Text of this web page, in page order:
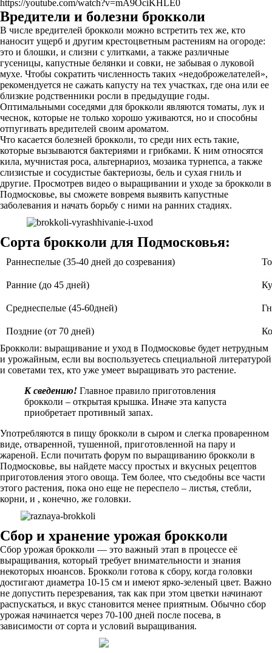
https://youtube.com/watch?v=mA9OciKHLE0
Вредители и болезни брокколи
В числе вредителей брокколи можно встретить тех же, кто
наносит ущерб и другим крестоцветным растениям на огороде:
это и блошки, и слизни с улитками, а также различные
гусеницы, капустные белянки и совки, не забывая о луковой
мухе. Чтобы сократить численность таких «недоброжелателей»,
рекомендуется не сажать капусту на тех участках, где она или ее
близкие родственники росли в предыдущие годы.
Оптимальными соседями для брокколи являются томаты, лук и
чеснок, которые не только хорошо уживаются, но и способны
отпугивать вредителей своим ароматом.
Что касается болезней брокколи, то среди них есть такие,
которые вызываются бактериями и грибками. К ним относятся
кила, мучнистая роса, альтернариоз, мозаика турнепса, а также
слизистые и сосудистые бактериозы, бель и сухая гниль и
другие. Просмотрев видео о выращивании и уходе за брокколи в
Подмосковье, вы сможете вовремя выявить капустные
заболевания и начать борьбу с ними на ранних стадиях.
Сорта брокколи для Подмосковья:
Раннеспелые (35-40 дней до созревания)
Ранние (до 45 дней)
Среднеспелые (45-60дней)
Поздние (от 70 дней)
Брокколи: выращивание и уход в Подмосковье будет нетрудным
и урожайным, если вы воспользуетесь специальной литературой
и советами тех, кто уже умеет выращивать это растение.
К сведению! Главное правило приготовления
брокколи – открытая крышка. Иначе эта капуста
приобретает противный запах.
Употребляются в пищу брокколи в сыром и слегка проваренном
виде, отваренной, тушенной, приготовленной на пару и
жареной. Если почитать форум по выращиванию брокколи в
Подмосковье, вы найдете массу простых и вкусных рецептов
приготовления этого овоща. Тем более, что съедобны все части
этого растения, пока оно еще не переспело – листья, стебли,
корни, и , конечно, же головки.
Сбор и хранение урожая брокколи
Сбор урожая брокколи — это важный этап в процессе её
выращивания, который требует внимательности и знания
некоторых нюансов. Брокколи готова к сбору, когда головки
достигают диаметра 10-15 см и имеют ярко-зеленый цвет. Важно
не допустить перезревания, так как при этом цветки начинают
распускаться, и вкус становится менее приятным. Обычно сбор
урожая начинается через 70-100 дней после посева, в
зависимости от сорта и условий выращивания.